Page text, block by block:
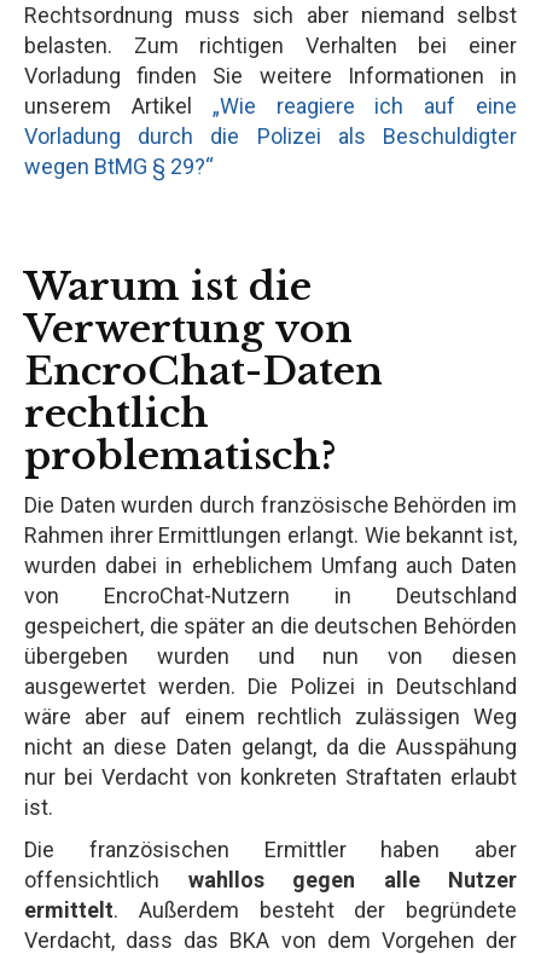
Rechtsordnung muss sich aber niemand selbst
belasten. Zum richtigen Verhalten bei einer
Vorladung finden Sie weitere Informationen in
unserem Artikel „Wie reagiere ich auf eine
Vorladung durch die Polizei als Beschuldigter
wegen BtMG § 29?“
Warum ist die
Verwertung von
EncroChat-Daten
rechtlich
problematisch?
Die Daten wurden durch französische Behörden im
Rahmen ihrer Ermittlungen erlangt. Wie bekannt ist,
wurden dabei in erheblichem Umfang auch Daten
von EncroChat-Nutzern in Deutschland
gespeichert, die später an die deutschen Behörden
übergeben wurden und nun von diesen
ausgewertet werden. Die Polizei in Deutschland
wäre aber auf einem rechtlich zulässigen Weg
nicht an diese Daten gelangt, da die Ausspähung
nur bei Verdacht von konkreten Straftaten erlaubt
ist.
Die französischen Ermittler haben aber
offensichtlich wahllos gegen alle Nutzer
ermittelt. Außerdem besteht der begründete
Verdacht, dass das BKA von dem Vorgehen der